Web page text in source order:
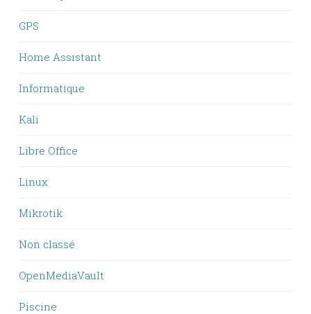
GPS
Home Assistant
Informatique
Kali
Libre Office
Linux
Mikrotik
Non classé
OpenMediaVault
Piscine